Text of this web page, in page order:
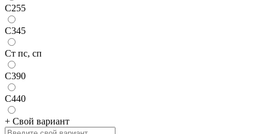
С255
С345
Ст пс, сп
С390
С440
+ Свой вариант